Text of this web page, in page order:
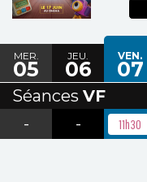
MER.
05
JEU.
06
VEN.
07
Séances VF
-
- 11h30